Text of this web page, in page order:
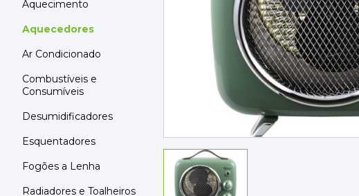
FERRAMENTAS
JARDIM
MATERIAIS DE CONSTRUÇÃO
PAVIMENTOS E REVESTIMENTOS
DYRUP
Aquecimento
Aquecedores
Ar Condicionado
Combustíveis e
Consumíveis
Desumidificadores
Esquentadores
Fogões a Lenha
Radiadores e Toalheiros